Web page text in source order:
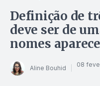
Definição de
deve ser de
nomes
Aline Bouhid 08